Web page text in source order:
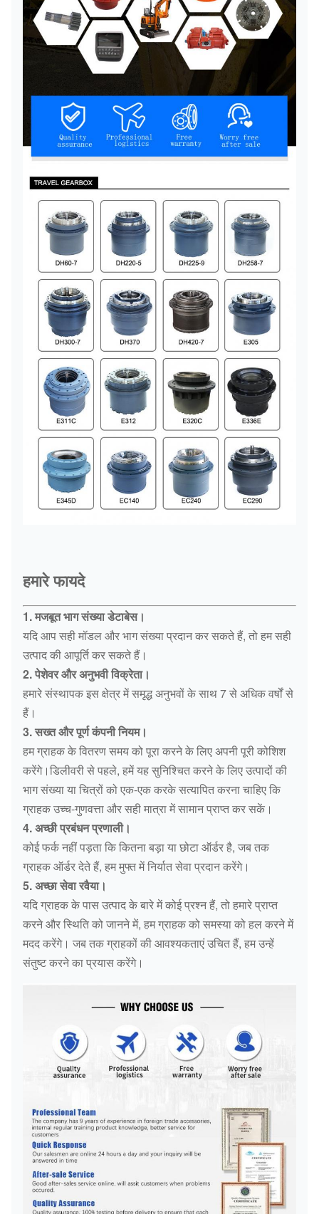
हमारे फायदे
1. मजबूत भाग संख्या डेटाबेस।
यदि आप सही मॉडल और भाग संख्या प्रदान कर सकते हैं, तो हम सही
उत्पाद की आपूर्ति कर सकते हैं।
2. पेशेवर और अनुभवी विक्रेता।
हमारे संस्थापक इस क्षेत्र में समृद्ध अनुभवों के साथ 7 से अधिक वर्षों से
हैं।
3. सख्त और पूर्ण कंपनी नियम।
हम ग्राहक के वितरण समय को पूरा करने के लिए अपनी पूरी कोशिश
करेंगे।डिलीवरी से पहले, हमें यह सुनिश्चित करने के लिए उत्पादों की
भाग संख्या या चित्रों को एक-एक करके सत्यापित करना चाहिए कि
ग्राहक उच्च-गुणवत्ता और सही मात्रा में सामान प्राप्त कर सकें।
4. अच्छी प्रबंधन प्रणाली।
कोई फर्क नहीं पड़ता कि कितना बड़ा या छोटा ऑर्डर है, जब तक
ग्राहक ऑर्डर देते हैं, हम मुफ्त में निर्यात सेवा प्रदान करेंगे।
5. अच्छा सेवा रवैया।
यदि ग्राहक के पास उत्पाद के बारे में कोई प्रश्न हैं, तो हमारे प्राप्त
करने और स्थिति को जानने में, हम ग्राहक को समस्या को हल करने में
मदद करेंगे। जब तक ग्राहकों की आवश्यकताएं उचित हैं, हम उन्हें
संतुष्ट करने का प्रयास करेंगे।